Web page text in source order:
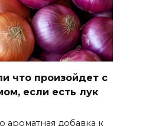
что произойдет с
если есть лук
ароматная добавка к